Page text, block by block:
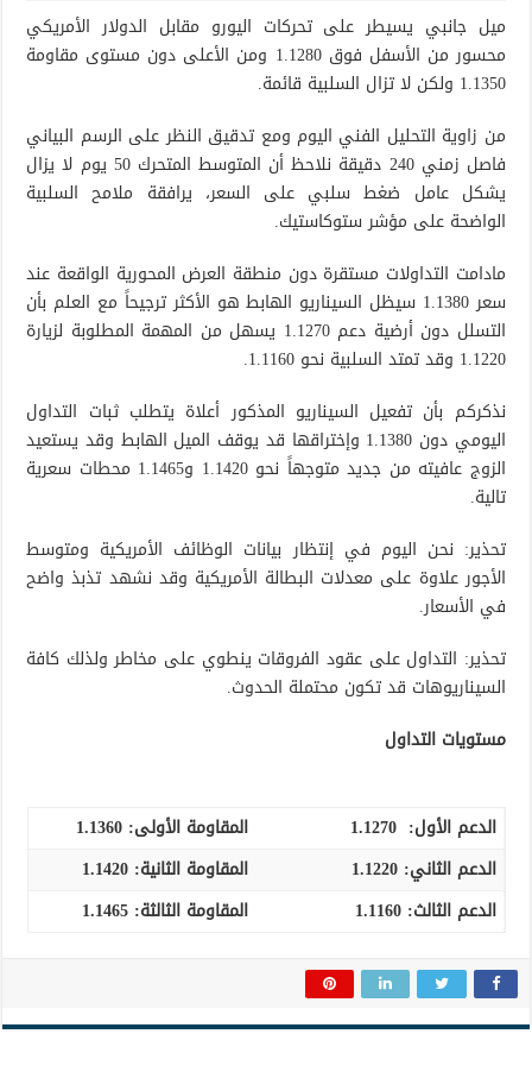
ميل جانبي يسيطر على تحركات اليورو مقابل الدولار الأمريكي
محسور من الأسفل فوق 1.1280 ومن الأعلى دون مستوى مقاومة
1.1350 ولكن لا تزال السلبية قائمة.
من زاوية التحليل الفني اليوم ومع تدقيق النظر على الرسم البياني
فاصل زمني 240 دقيقة نلاحظ أن المتوسط المتحرك 50 يوم لا يزال
يشكل عامل ضغط سلبي على السعر، يرافقة ملامح السلبية
الواضحة على مؤشر ستوكاستيك.
مادامت التداولات مستقرة دون منطقة العرض المحورية الواقعة عند
سعر 1.1380 سيظل السيناريو الهابط هو الأكثر ترجيحاً مع العلم بأن
التسلل دون أرضية دعم 1.1270 يسهل من المهمة المطلوبة لزيارة
1.1220 وقد تمتد السلبية نحو 1.1160.
نذكركم بأن تفعيل السيناريو المذكور أعلاة يتطلب ثبات التداول
اليومي دون 1.1380 وإختراقها قد يوقف الميل الهابط وقد يستعيد
الزوج عافيته من جديد متوجهاً نحو 1.1420 و1.1465 محطات سعرية
تالية.
تحذير: نحن اليوم في إنتظار بيانات الوظائف الأمريكية ومتوسط
الأجور علاوة على معدلات البطالة الأمريكية وقد نشهد تذبذ واضح
في الأسعار.
تحذير: التداول على عقود الفروقات ينطوي على مخاطر ولذلك كافة
السيناريوهات قد تكون محتملة الحدوث.
مستويات التداول
الدعم الأول: 1.1270 المقاومة الأولى: 1.1360
الدعم الثاني: 1.1220 المقاومة الثانية: 1.1420
الدعم الثالث: المقاومة الثالثة: 1.1465